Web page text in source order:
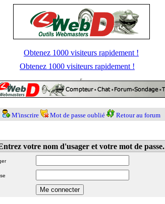
Obtenez 1000 visiteurs rapidement !
Obtenez 1000 visiteurs rapidement !
M'inscrire Mot de passe oublié Retour au forum
votre nom d'usager et votre mot de passe.